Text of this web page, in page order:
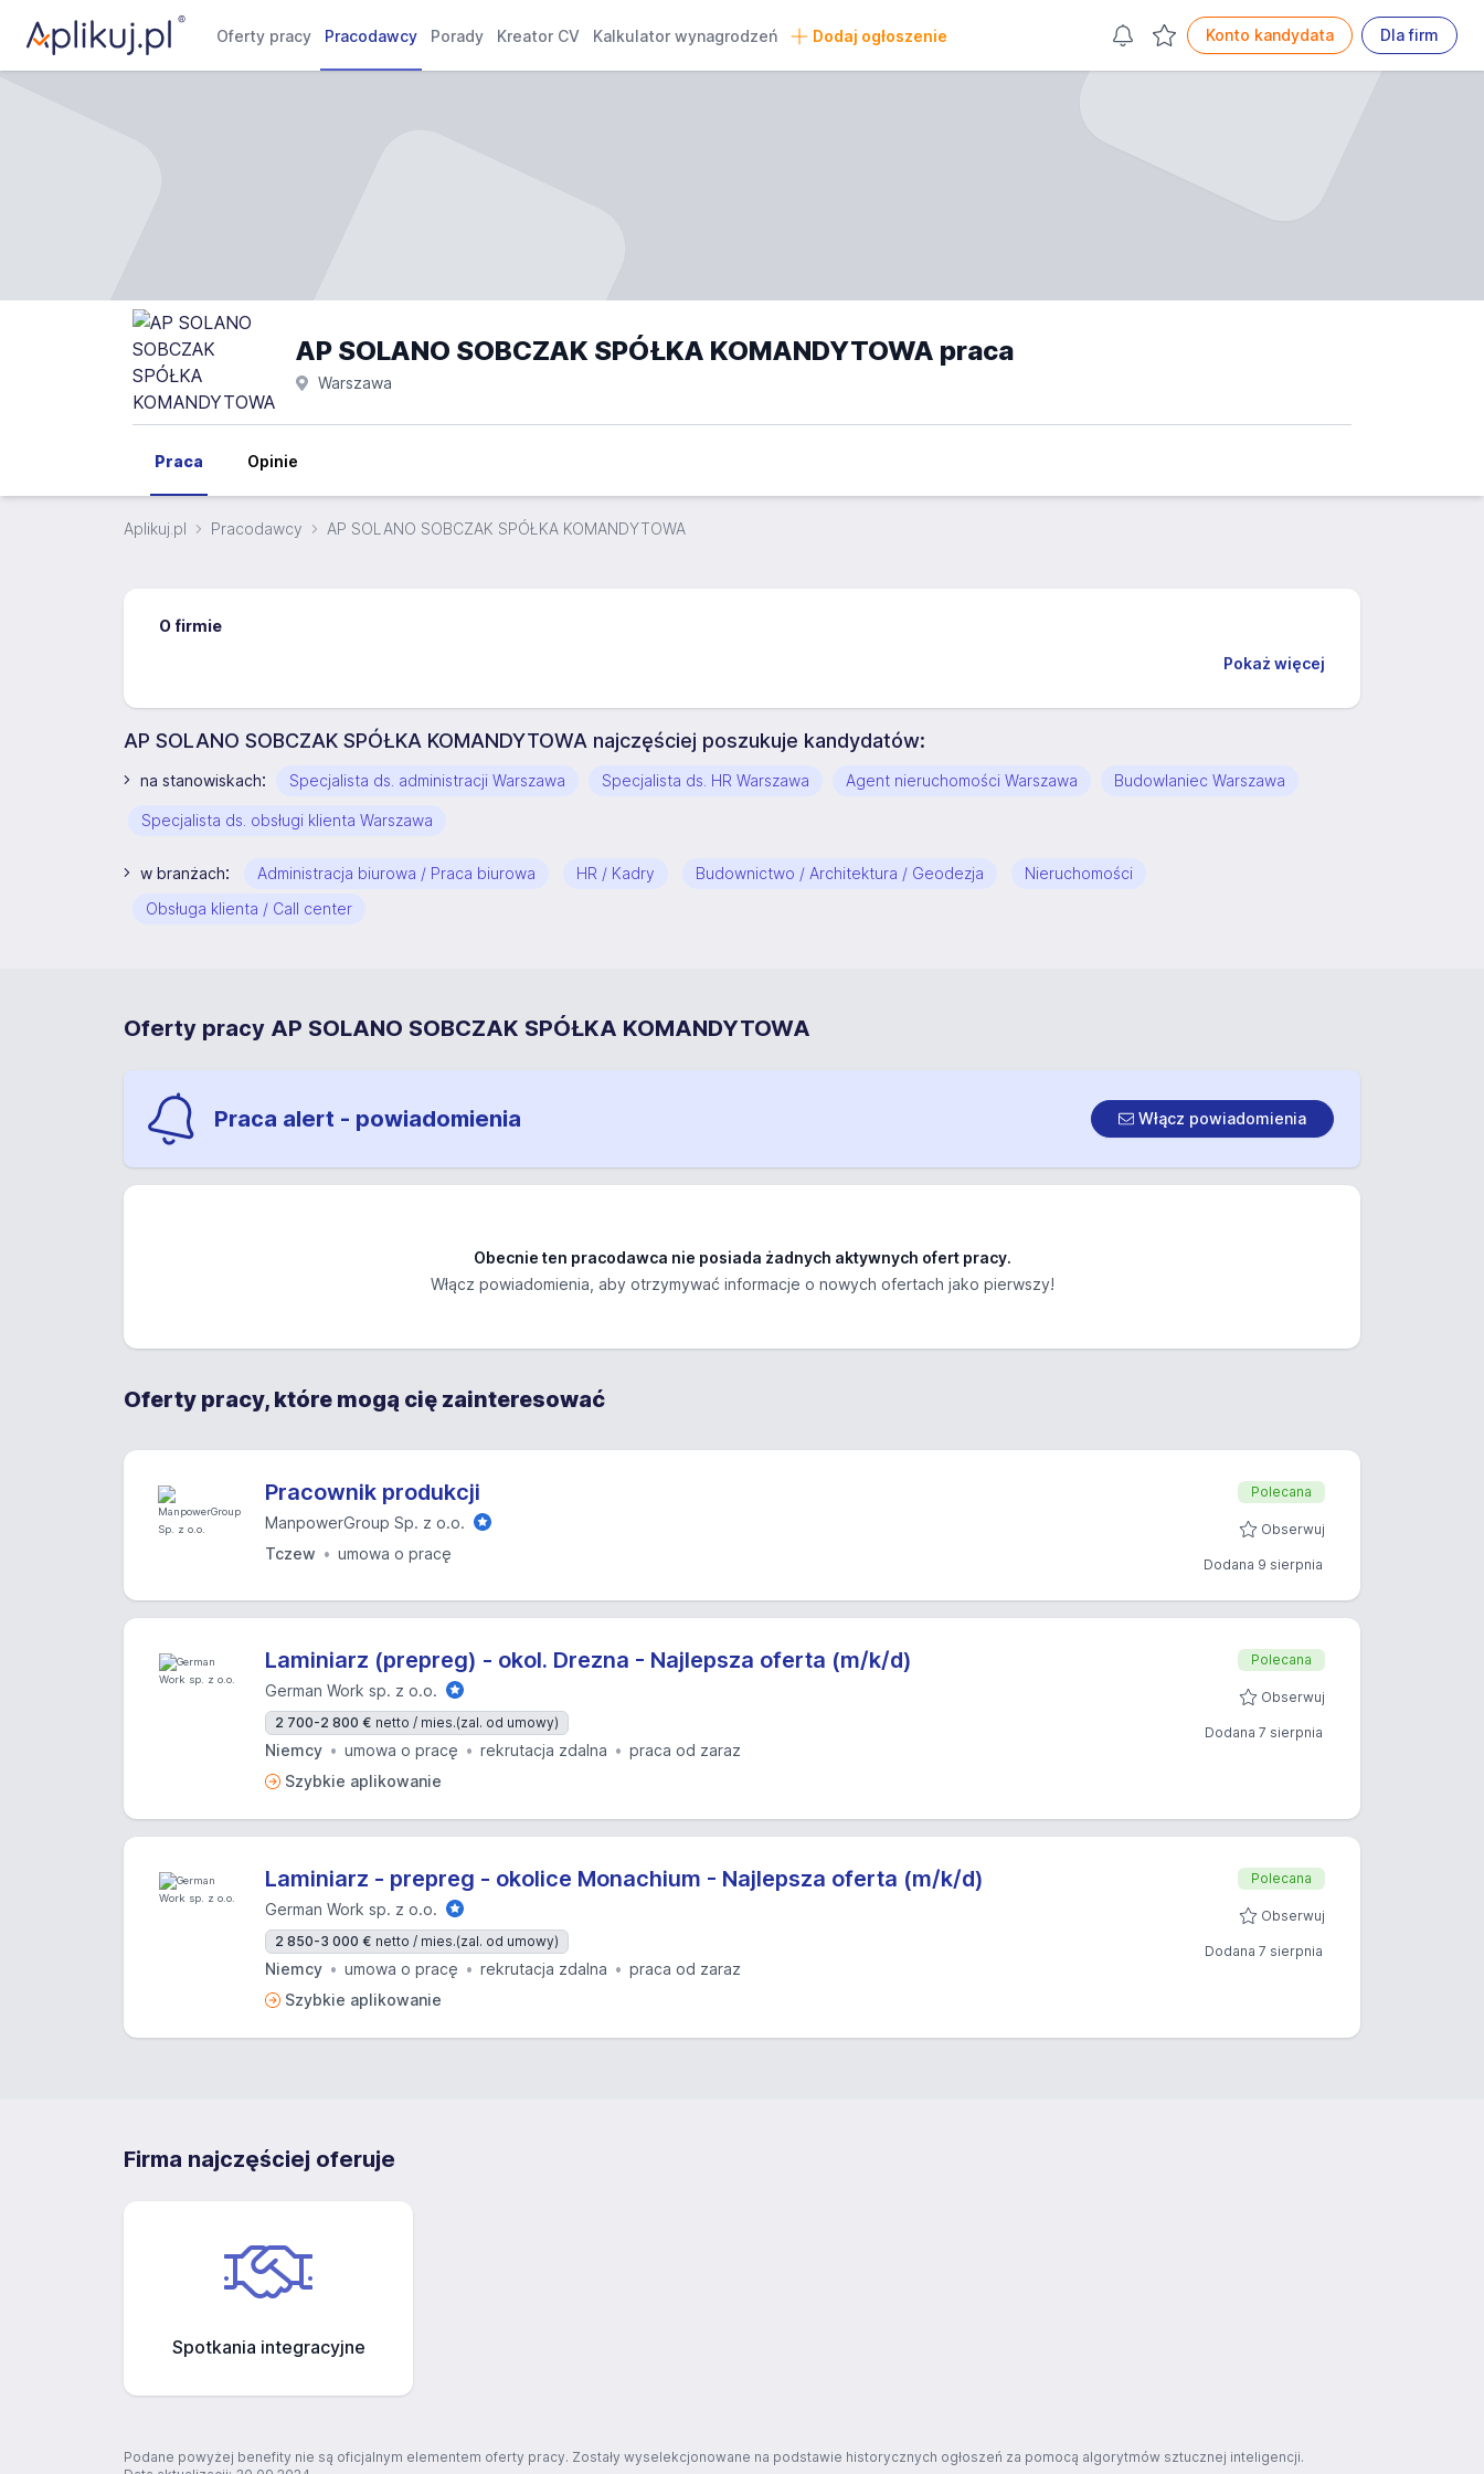
Oferty pracy Pracodawcy Porady Kreator CV Kalkulator wynagrodzeń Dodaj ogłoszenie Konto kandydata Dla firm
AP SOLANO SOBCZAK SPÓŁKA KOMANDYTOWA praca
Warszawa
Praca Opinie
Aplikuj.pl Pracodawcy AP SOLANO SOBCZAK SPÓŁKA KOMANDYTOWA
O firmie
Pokaż więcej
AP SOLANO SOBCZAK SPÓŁKA KOMANDYTOWA najczęściej poszukuje kandydatów:
na stanowiskach: Specjalista ds. administracji Warszawa Specjalista ds. HR Warszawa Agent nieruchomości Warszawa Budowlaniec Warszawa
Specjalista ds. obsługi klienta Warszawa
w branżach: Administracja biurowa / Praca biurowa HR / Kadry Budownictwo / Architektura / Geodezja
Nieruchomości
Obsługa klienta / Call center
Oferty pracy AP SOLANO SOBCZAK SPÓŁKA KOMANDYTOWA
Praca alert - powiadomienia Włącz powiadomienia
Obecnie ten pracodawca nie posiada żadnych aktywnych ofert pracy.
Włącz powiadomienia, aby otrzymywać informacje o nowych ofertach jako pierwszy!
Oferty pracy, które mogą cię zainteresować
Pracownik produkcji
ManpowerGroup Sp. z o.o.
Tczew
umowa o pracę
Polecana
Obserwuj
Dodana 9 sierpnia
Laminiarz (prepreg) - okol. Drezna - Najlepsza oferta (m/k/d)
German Work sp. z o.o.
2 700-2 800 € netto / mies.(zal. od umowy)
Niemcy umowa o pracę rekrutacja zdalna
praca od zaraz
Szybkie aplikowanie
Polecana
Obserwuj
Dodana 7 sierpnia
Laminiarz - prepreg - okolice Monachium - Najlepsza oferta (m/k/d)
German Work sp. z o.o.
2 850-3 000 € netto / mies.(zal. od umowy)
Niemcy umowa o pracę rekrutacja zdalna
praca od zaraz
Szybkie aplikowanie
Polecana
Obserwuj
Dodana 7 sierpnia
Firma najczęściej oferuje
Spotkania integracyjne
Podane powyżej benefity nie są oficjalnym elementem oferty pracy. Zostały wyselekcjonowane na podstawie historycznych ogłoszeń za pomocą algorytmów sztucznej inteligencji.